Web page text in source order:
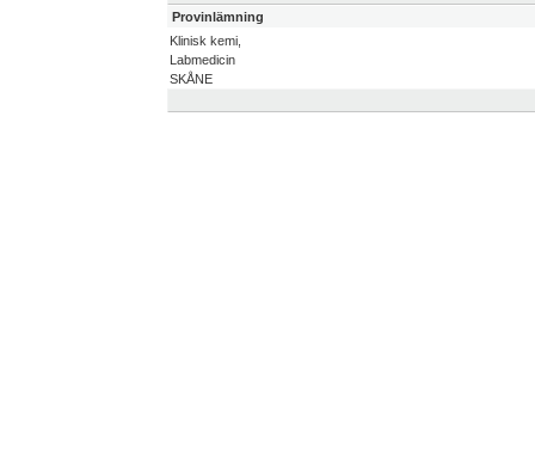
Provinlämning
Klinisk kemi,
Labmedicin
SKÅNE